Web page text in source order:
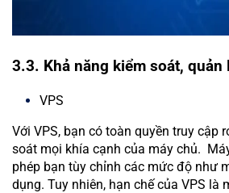
3.3. Khả năng kiểm soát, quản
VPS
Với VPS, bạn có toàn quyền truy cập
soát mọi khía cạnh của máy chủ.
phép bạn tùy chỉnh các mức độ như
dụng. Tuy nhiên, hạn chế của VPS là